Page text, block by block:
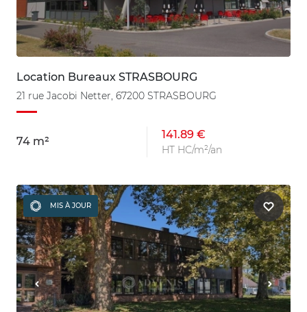
Location Bureaux STRASBOURG
21 rue Jacobi Netter, 67200 STRASBOURG
74 m²
141.89 €
HT HC/m²/an
MIS À JOUR